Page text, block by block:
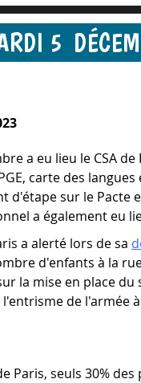
5
a eu lieu le CSA
carte des
d'étape sur le Pacte
a également eu
a alerté lors de sa
d'enfants à la
la mise en place du
de l'armée
Paris, seuls 30%